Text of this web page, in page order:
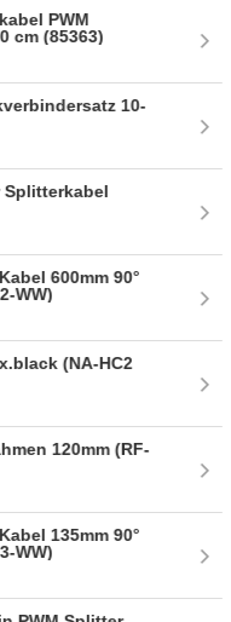
PWM
cm (85363)
10-
Splitterkabel
600mm 90°
WW)
(NA-HC2
120mm (RF-
135mm 90°
WW)